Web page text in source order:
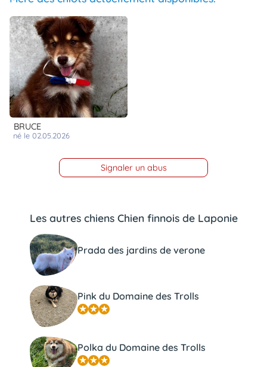
BRUCE
né le 02.05.2026
Signaler un abus
Les autres chiens Chien finnois de Laponie
Prada des jardins de verone
Pink du Domaine des Trolls
Polka du Domaine des Trolls